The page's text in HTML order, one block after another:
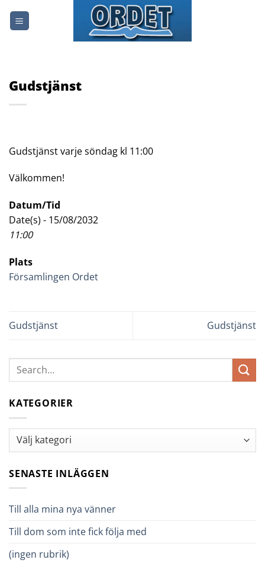
Gudstjänst
Gudstjänst varje söndag kl 11:00
Välkommen!
Datum/Tid
Date(s) - 15/08/2032
11:00
Plats
Församlingen Ordet
Gudstjänst Gudstjänst
KATEGORIER
Kategorier
SENASTE INLÄGGEN
Till alla mina nya vänner
Till dom som inte fick följa med
(ingen rubrik)